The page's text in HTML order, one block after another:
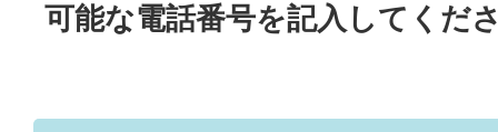
可能な電話番号を記入してくだ